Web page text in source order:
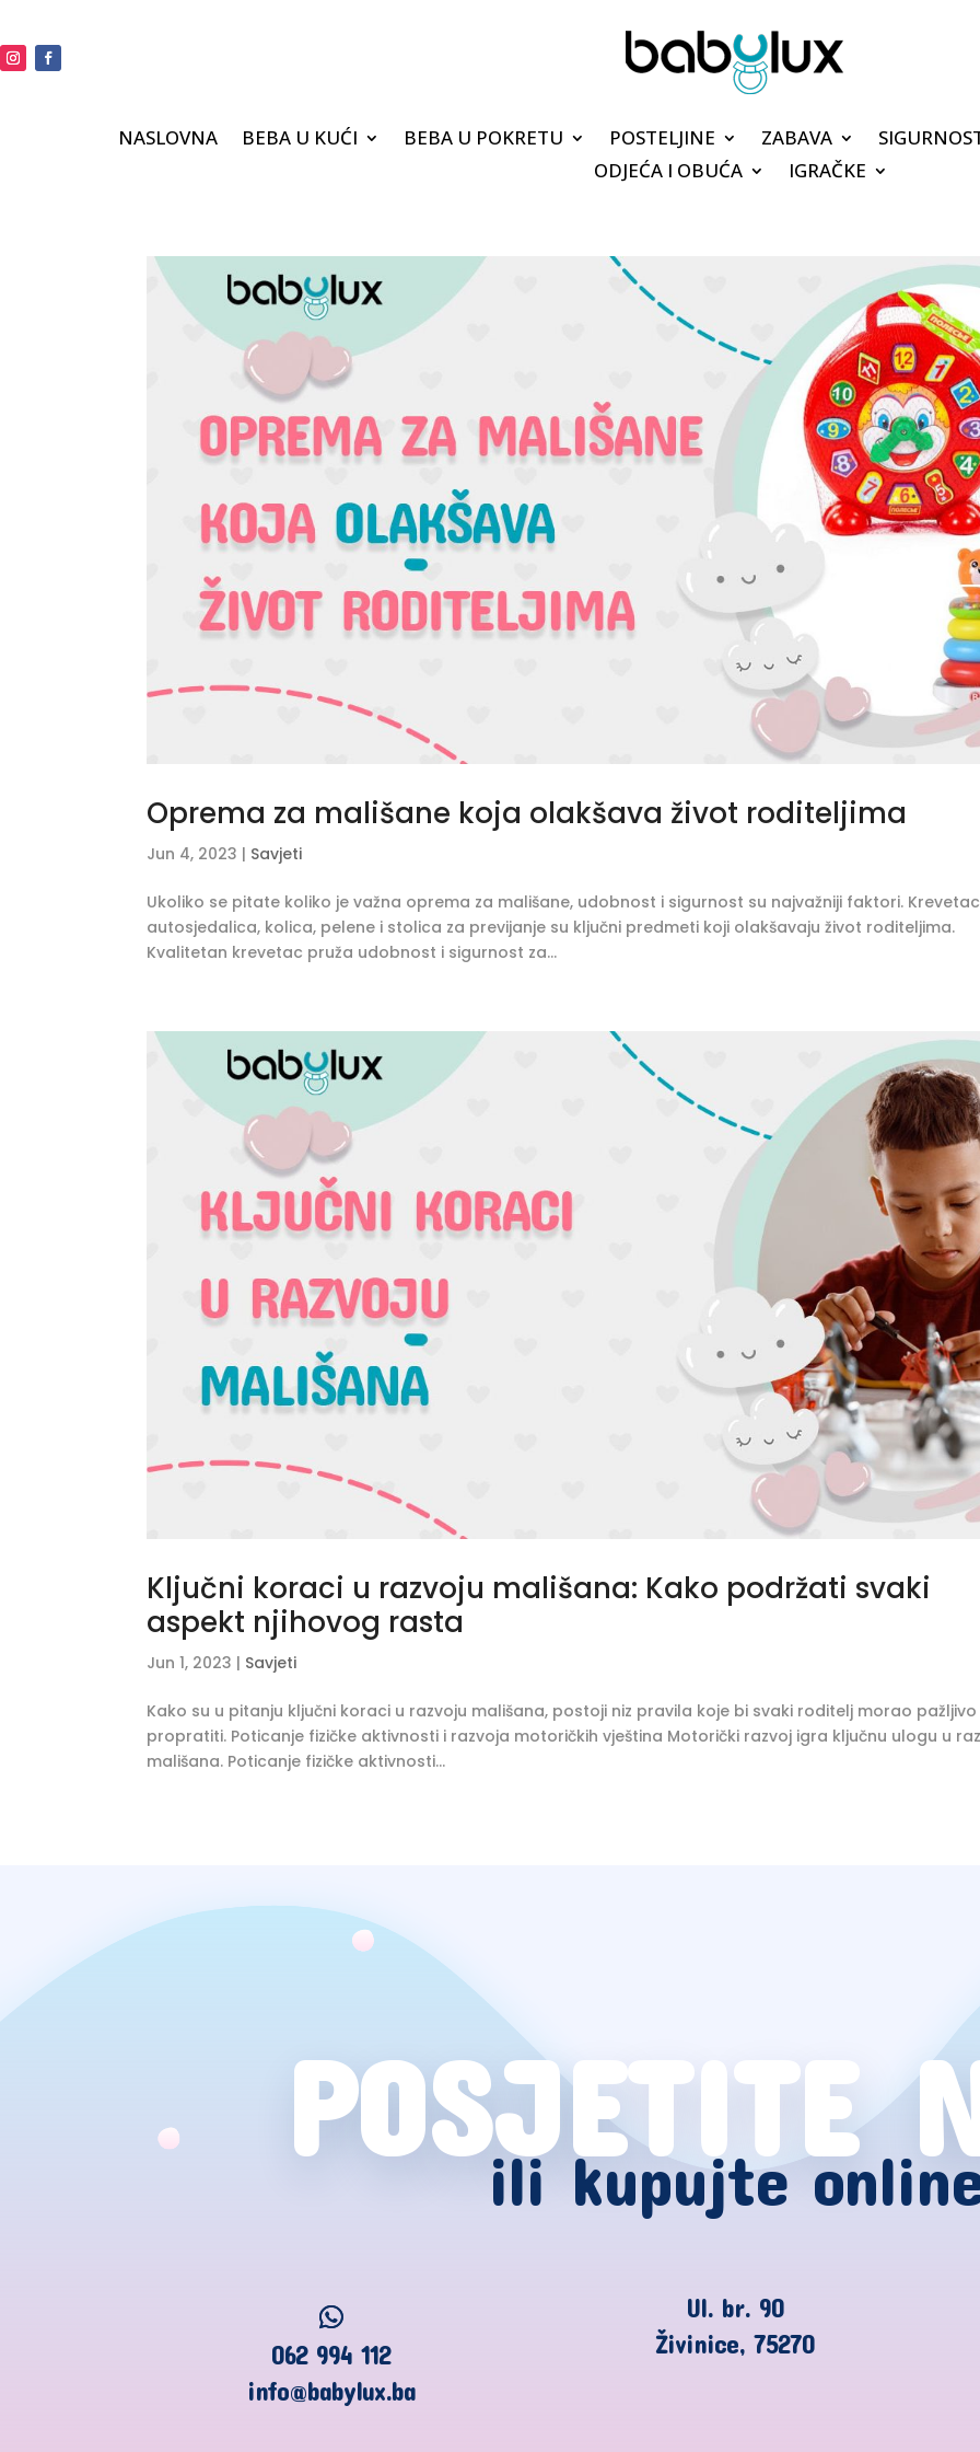
NASLOVNA BEBA U KUĆI BEBA U POKRETU POSTELJINE ZABAVA
ODJEĆA I OBUĆA
IGRAČKE
Oprema za mališane koja olakšava život roditeljima
Jun 4, 2023 | Savjeti
Ukoliko se pitate koliko je važna oprema za mališane, udobnost i sigurnost su najvažniji faktori.
autosjedalica, kolica, pelene i stolica za previjanje su ključni predmeti koji olakšavaju život roditeljima.
Kvalitetan krevetac pruža udobnost i sigurnost za...
Ključni koraci u razvoju mališana: Kako podržati svaki
aspekt njihovog rasta
Jun 1, 2023 | Savjeti
Kako su u pitanju ključni koraci u razvoju mališana, postoji niz pravila koje bi svaki roditelj morao pažljivo
propratiti. Poticanje fizičke aktivnosti i razvoja motoričkih vještina Motorički razvoj igra ključnu ulogu u
mališana. Poticanje fizičke aktivnosti...
POSJETITE
ili kupujte
062 994 112
info@babylux.ba
Ul. br. 90
Živinice, 75270